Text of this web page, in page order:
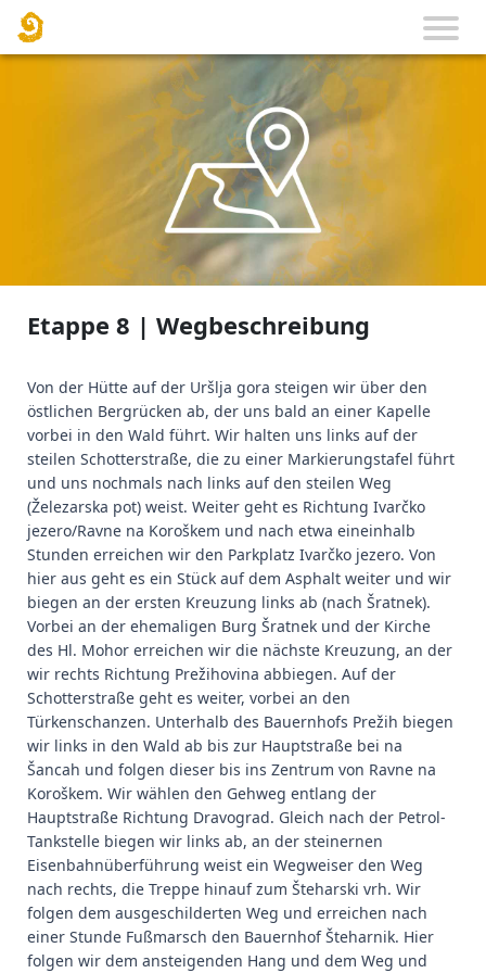
Etappe 8 | Wegbeschreibung
Von der Hütte auf der Uršlja gora steigen wir über den
östlichen Bergrücken ab, der uns bald an einer Kapelle
vorbei in den Wald führt. Wir halten uns links auf der
steilen Schotterstraße, die zu einer Markierungstafel führt
und uns nochmals nach links auf den steilen Weg
(Železarska pot) weist. Weiter geht es Richtung Ivarčko
jezero/Ravne na Koroškem und nach etwa eineinhalb
Stunden erreichen wir den Parkplatz Ivarčko jezero. Von
hier aus geht es ein Stück auf dem Asphalt weiter und wir
biegen an der ersten Kreuzung links ab (nach Šratnek).
Vorbei an der ehemaligen Burg Šratnek und der Kirche
des Hl. Mohor erreichen wir die nächste Kreuzung, an der
wir rechts Richtung Prežihovina abbiegen. Auf der
Schotterstraße geht es weiter, vorbei an den
Türkenschanzen. Unterhalb des Bauernhofs Prežih biegen
wir links in den Wald ab bis zur Hauptstraße bei na
Šancah und folgen dieser bis ins Zentrum von Ravne na
Koroškem. Wir wählen den Gehweg entlang der
Hauptstraße Richtung Dravograd. Gleich nach der Petrol-
Tankstelle biegen wir links ab, an der steinernen
Eisenbahnüberführung weist ein Wegweiser den Weg
nach rechts, die Treppe hinauf zum Šteharski vrh. Wir
folgen dem ausgeschilderten Weg und erreichen nach
einer Stunde Fußmarsch den Bauernhof Šteharnik. Hier
folgen wir dem ansteigenden Hang und dem Weg und